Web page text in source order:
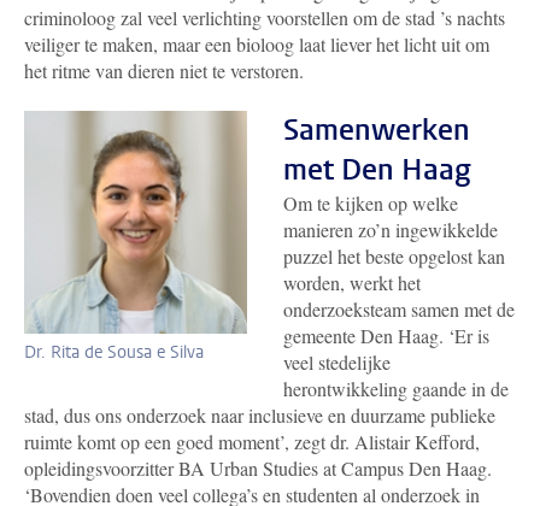
criminoloog zal veel verlichting voorstellen om de stad ’s nachts
veiliger te maken, maar een bioloog laat liever het licht uit om
het ritme van dieren niet te verstoren.
Dr. Rita de Sousa e Silva
Samenwerken
met Den Haag
Om te kijken op welke
manieren zo’n ingewikkelde
puzzel het beste opgelost kan
worden, werkt het
onderzoeksteam samen met de
gemeente Den Haag. ‘Er is
veel stedelijke
herontwikkeling gaande in de
stad, dus ons onderzoek naar inclusieve en duurzame publieke
ruimte komt op een goed moment’, zegt dr. Alistair Kefford,
opleidingsvoorzitter BA Urban Studies at Campus Den Haag.
‘Bovendien doen veel collega’s en studenten al onderzoek in